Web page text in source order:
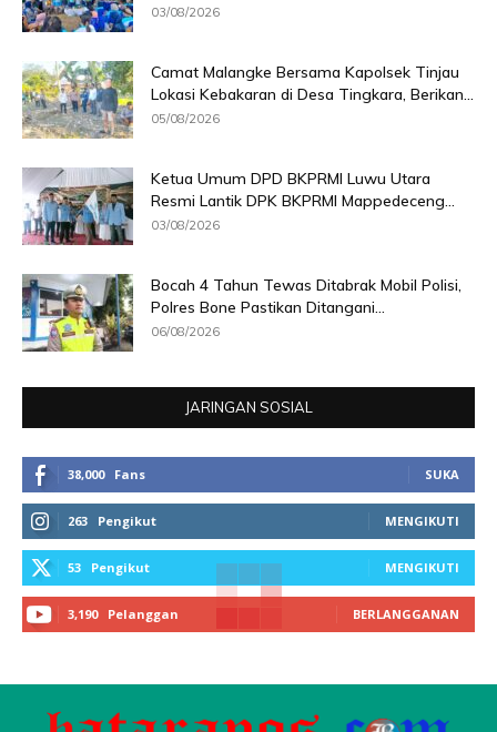
03/08/2026
Camat Malangke Bersama Kapolsek Tinjau
Lokasi Kebakaran di Desa Tingkara, Berikan...
05/08/2026
Ketua Umum DPD BKPRMI Luwu Utara
Resmi Lantik DPK BKPRMI Mappedeceng...
03/08/2026
Bocah 4 Tahun Tewas Ditabrak Mobil Polisi,
Polres Bone Pastikan Ditangani...
06/08/2026
JARINGAN SOSIAL
38,000 Fans SUKA
263 Pengikut MENGIKUTI
53 Pengikut MENGIKUTI
3,190 Pelanggan BERLANGGANAN